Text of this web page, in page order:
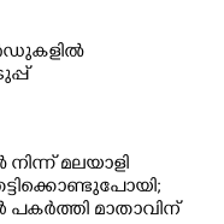
മലയാളി
പകർത്തി മാതാവിന്